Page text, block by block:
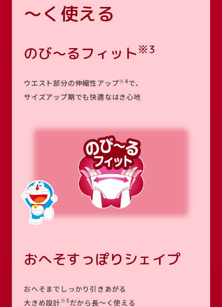
～く使える
のび～るフィット※3
ウエスト部分の伸縮性アップ※4で、
サイズアップ期でも快適なはき心地
おへそすっぽりシェイプ
おへそまでしっかり引きあがる
大きめ設計※5 だから長～く使える